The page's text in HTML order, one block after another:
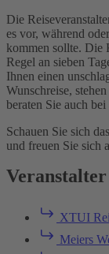
Die
es vor, während
kommen sollte. Die
Regel an sieben
Ihnen einen
Wunschreise,
beraten Sie auch
Schauen Sie sich
und freuen Sie sich
XTUI
Meiers